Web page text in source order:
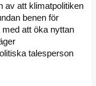
av att klimatpolitiken
benen för
att öka nyttan
talesperson